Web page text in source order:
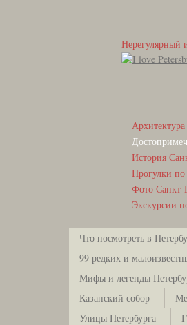
Нерегулярный
История
Прогулки по
Фото Санкт-
Экскурсии
Что посмотреть в
99 редких и
Мифы и легенды
Казанский собор
Улицы Петербурга